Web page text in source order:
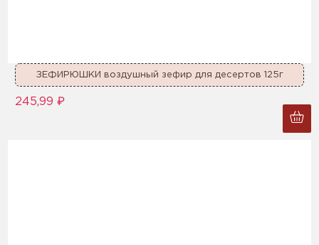
ЗЕФИРЮШКИ воздушный зефир для десертов 125г
245,99 ₽